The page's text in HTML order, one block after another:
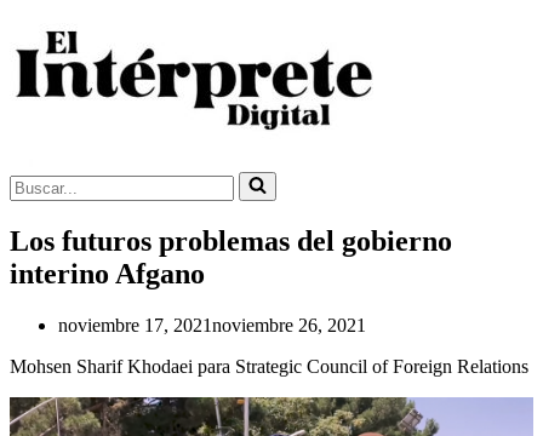
Buscar...
Los futuros problemas del gobierno
interino Afgano
noviembre 17, 2021noviembre 26, 2021
Mohsen Sharif Khodaei para Strategic Council of Foreign Relations